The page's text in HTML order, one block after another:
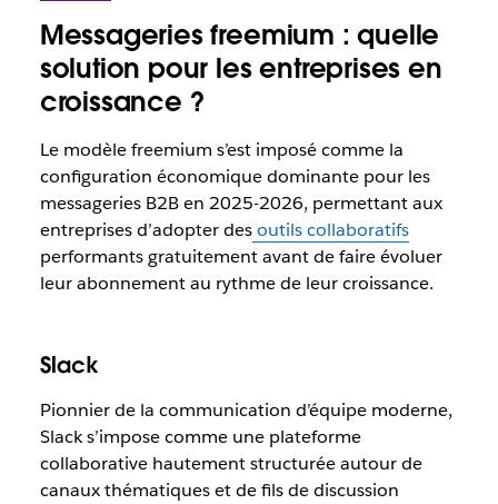
Messageries freemium : quelle
solution pour les entreprises en
croissance ?
Le modèle freemium s’est imposé comme la
configuration économique dominante pour les
messageries B2B en 2025-2026, permettant aux
entreprises d’adopter desoutils collaboratifs
performants gratuitement avant de faire évoluer
leur abonnement au rythme de leur croissance.
Slack
Pionnier de la communication d’équipe moderne,
Slack s’impose comme une plateforme
collaborative hautement structurée autour de
canaux thématiques et de fils de discussion